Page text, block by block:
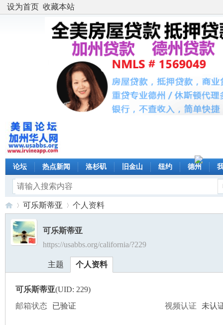
设为首页 收藏本站
论坛 热点新闻 洛杉矶 旧金山 纽约 德州
美›
可乐斯蒂亚
›
个人资料
可乐斯蒂亚
https://usabbs.org/california/?229
主题 个人资料
可乐斯蒂亚(UID: 229)
邮箱状态
已验证 视频认证 未认